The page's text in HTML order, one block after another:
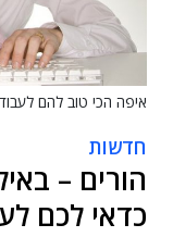
איפה הכי טוב להם
חדשות
הורים –
כדאי לכם